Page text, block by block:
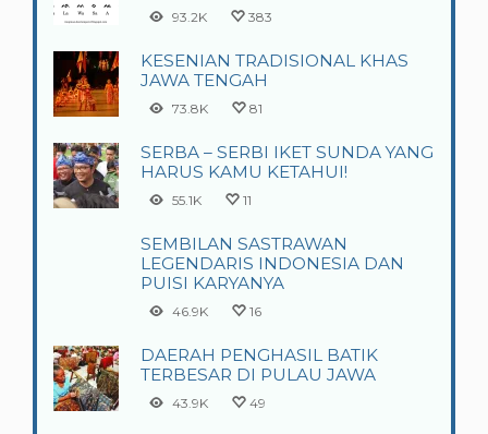
93.2K 383
KESENIAN TRADISIONAL KHAS
JAWA TENGAH
73.8K 81
SERBA – SERBI IKET SUNDA YANG
HARUS KAMU KETAHUI!
55.1K 11
SEMBILAN SASTRAWAN
LEGENDARIS INDONESIA DAN
PUISI KARYANYA
46.9K 16
DAERAH PENGHASIL BATIK
TERBESAR DI PULAU JAWA
43.9K 49